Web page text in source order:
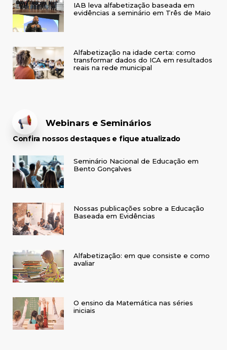
IAB leva alfabetização baseada em
evidências a seminário em Três de Maio
Alfabetização na idade certa: como
transformar dados do ICA em resultados
reais na rede municipal
Webinars e Seminários
Confira nossos destaques e fique atualizado
Seminário Nacional de Educação em
Bento Gonçalves
Nossas publicações sobre a Educação
Baseada em Evidências
Alfabetização: em que consiste e como
avaliar
O ensino da Matemática nas séries
iniciais